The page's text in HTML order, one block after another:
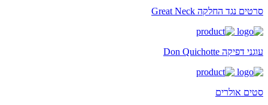
סרטים נגד החלקה Great Neck
עוגני דפיקה Don Quichotte
סטים אולרים